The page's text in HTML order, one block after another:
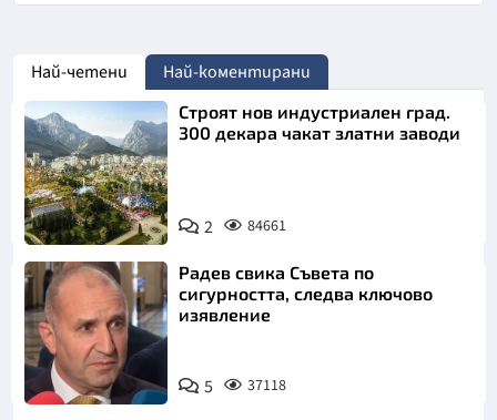
Най-четени Най-коментирани
Строят нов индустриален град.
300 декара чакат златни заводи
2 84661
Радев свика Съвета по
сигурността, следва ключово
изявление
5 37118